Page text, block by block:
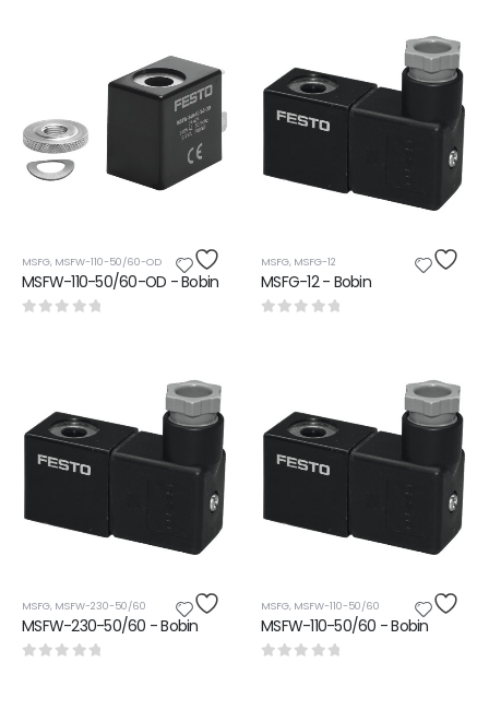
MSFG, MSFW-110-50/60-OD
MSFW-110-50/60-OD - Bobin
MSFG, MSFG-12
MSFG-12 - Bobin
MSFG, MSFW-230-50/60
MSFW-230-50/60 - Bobin
MSFG, MSFW-110-50/60
MSFW-110-50/60 - Bobin